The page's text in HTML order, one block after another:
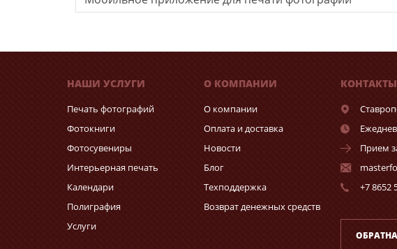
НАШИ УСЛУГИ
Печать фотографий
Фотокниги
Фотосувениры
Интерьерная печать
Календари
Полиграфия
Услуги
О КОМПАНИИ
О компании
Оплата и доставка
Новости
Блог
Техподдержка
Возврат денежных средств
КОНТАКТЫ
Прием
+7 8652